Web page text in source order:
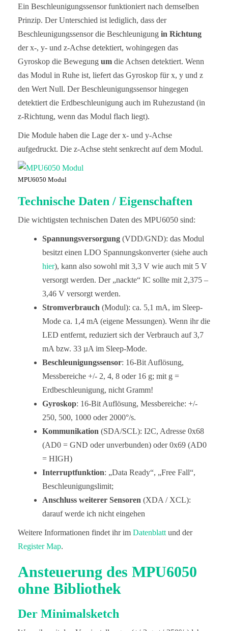
Ein Beschleunigungssensor funktioniert nach demselben
Prinzip. Der Unterschied ist lediglich, dass der
Beschleunigungssensor die Beschleunigung in Richtung
der x-, y- und z-Achse detektiert, wohingegen das
Gyroskop die Bewegung um die Achsen detektiert. Wenn
das Modul in Ruhe ist, liefert das Gyroskop für x, y und z
den Wert Null. Der Beschleunigungssensor hingegen
detektiert die Erdbeschleunigung auch im Ruhezustand (in
z-Richtung, wenn das Modul flach liegt).
Die Module haben die Lage der x- und y-Achse
aufgedruckt. Die z-Achse steht senkrecht auf dem Modul.
MPU6050 Modul
Technische Daten / Eigenschaften
Die wichtigsten technischen Daten des MPU6050 sind:
Spannungsversorgung (VDD/GND): das Modul
besitzt einen LDO Spannungskonverter (siehe auch
hier), kann also sowohl mit 3,3 V wie auch mit 5 V
versorgt werden. Der „nackte“ IC sollte mit 2,375 –
3,46 V versorgt werden.
Stromverbrauch (Modul): ca. 5,1 mA, im Sleep-
Mode ca. 1,4 mA (eigene Messungen). Wenn ihr die
LED entfernt, reduziert sich der Verbrauch auf 3,7
mA bzw. 33 µA im Sleep-Mode.
Beschleunigungssensor: 16-Bit Auflösung,
Messbereiche +/- 2, 4, 8 oder 16 g; mit g =
Erdbeschleunigung, nicht Gramm!
Gyroskop: 16-Bit Auflösung, Messbereiche: +/-
250, 500, 1000 oder 2000°/s.
Kommunikation (SDA/SCL): I2C, Adresse 0x68
(AD0 = GND oder unverbunden) oder 0x69 (AD0
= HIGH)
Interruptfunktion: „Data Ready“, „Free Fall“,
Beschleunigungslimit;
Anschluss weiterer Sensoren (XDA / XCL):
darauf werde ich nicht eingehen
Weitere Informationen findet ihr im Datenblatt und der
Register Map.
Ansteuerung des MPU6050
ohne Bibliothek
Der Minimalsketch